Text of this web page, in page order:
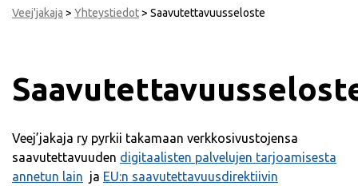
Veej'jakaja > Yhteystiedot> Saavutettavuusseloste
Veej’jakaja ry pyrkii takamaan verkkosivustojensa
saavutettavuuden digitaalisten palvelujen tarjoamisesta
annetun lain ja EU:n saavutettavuusdirektiivin